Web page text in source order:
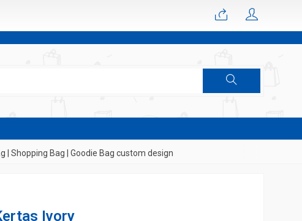
Bag | Goodie Bag custom design
Ivory